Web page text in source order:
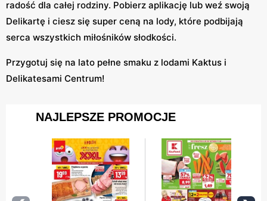
radość dla całej rodziny. Pobierz aplikację lub weź swoją
Delikartę i ciesz się super ceną na lody, które podbijają
serca wszystkich miłośników słodkości.
Przygotuj się na lato pełne smaku z lodami Kaktus i
Delikatesami Centrum!